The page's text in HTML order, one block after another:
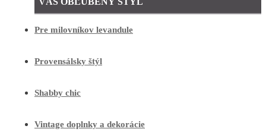
Pre milovníkov levandule
Provensálsky štýl
Shabby chic
Vintage doplnky a dekorácie